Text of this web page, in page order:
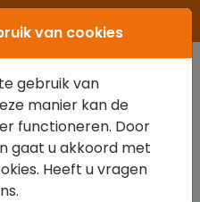
0347 351 111
van cookies
gebruik van
manier kan de
functioneren. Door
gaat u akkoord met
Heeft u vragen